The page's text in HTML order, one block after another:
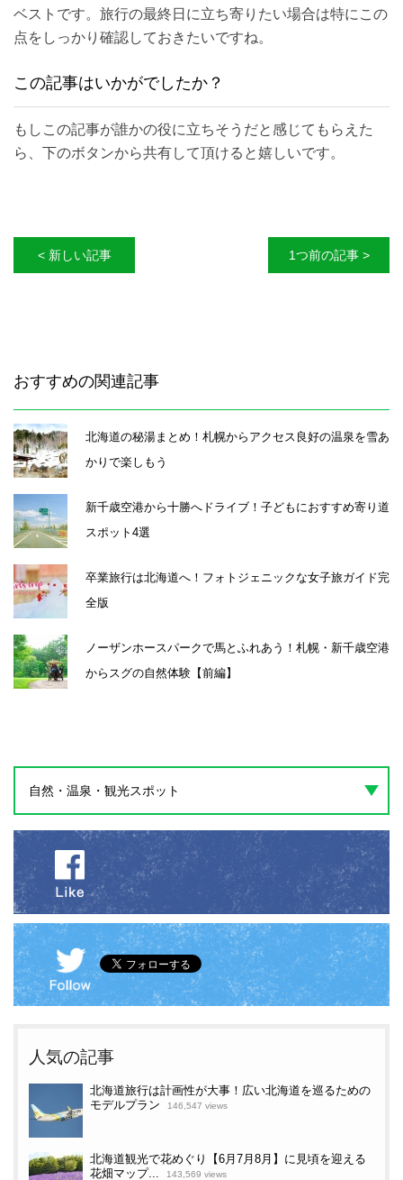
ベストです。旅行の最終日に立ち寄りたい場合は特にこの
点をしっかり確認しておきたいですね。
この記事はいかがでしたか？
もしこの記事が誰かの役に立ちそうだと感じてもらえた
ら、下のボタンから共有して頂けると嬉しいです。
< 新しい記事 1つ前の記事 >
おすすめの関連記事
北海道の秘湯まとめ！札幌からアクセス良好の温泉を雪あ
かりで楽しもう
新千歳空港から十勝へドライブ！子どもにおすすめ寄り道
スポット4選
卒業旅行は北海道へ！フォトジェニックな女子旅ガイド完
全版
ノーザンホースパークで馬とふれあう！札幌・新千歳空港
からスグの自然体験【前編】
自然・温泉・観光スポット
人気の記事
北海道旅行は計画性が大事！広い北海道を巡るための
モデルプラン
146,547 views
北海道観光で花めぐり【6月7月8月】に見頃を迎える
花畑マップ...
143,569 views